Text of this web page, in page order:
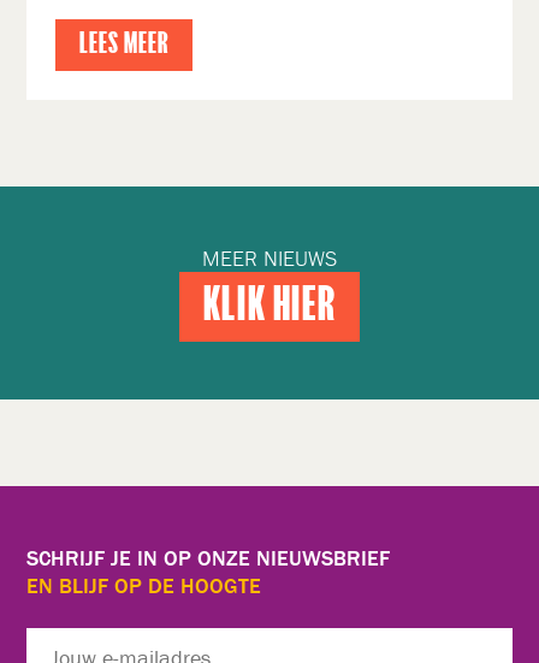
LEES MEER
MEER NIEUWS
KLIK HIER
SCHRIJF JE IN OP ONZE NIEUWSBRIEF
EN BLIJF OP DE HOOGTE